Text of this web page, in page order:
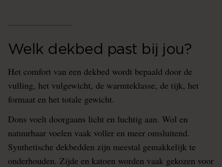
Welk dekbed past bij jou?
Het comfort van een dekbed wordt bepaald door de
vulling, het vulgewicht, de warmteklasse, de tijk, het
formaat en het totale gewicht.
Dons voelt doorgaans licht en luchtig aan. Wol en
natuurhaar voelen vaak voller en meer omsluitend.
Synthetische dekbedden zijn meestal gemakkelijk te
onderhouden. Zijde en katoen worden vaak gekozen voor